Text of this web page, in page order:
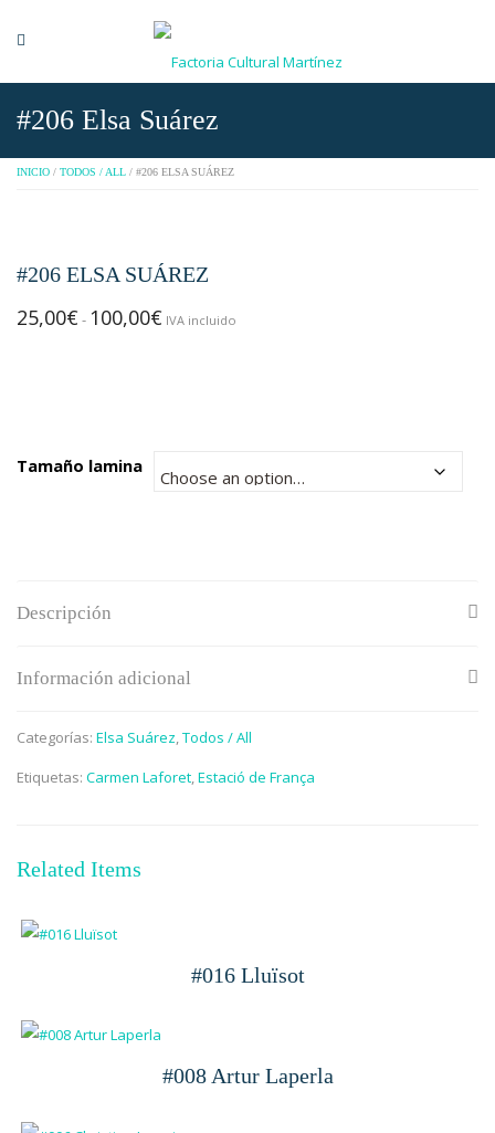
#206 Elsa Suárez
INICIO / TODOS / ALL / #206 ELSA SUÁREZ
#206 ELSA SUÁREZ
25,00€ - 100,00€ Rango
100,00€
IVA incluido
Tamaño lamina
Descripción
Información adicional
Categorías: Elsa Suárez,Todos / All
Etiquetas: Carmen Laforet,Estació de França
Related Items
#016 Lluïsot
#008 Artur Laperla